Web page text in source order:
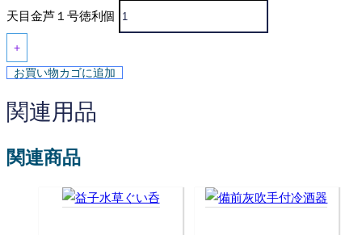
天目金芦１号徳利個
+
お買い物カゴに追加
関連用品
関連商品